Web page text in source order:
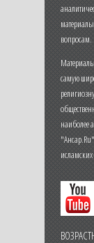
вопросам.
самую
наиболее